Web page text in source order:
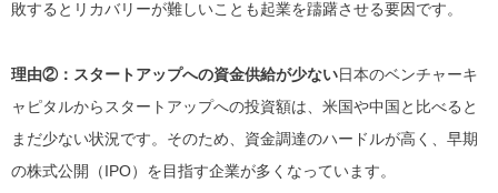
敗するとリカバリーが難しいことも起業を躊躇させる要因です。
理由②：スタートアップへの資金供給が少ない日本のベンチャーキ
ャピタルからスタートアップへの投資額は、米国や中国と比べると
まだ少ない状況です。そのため、資金調達のハードルが高く、早期
の株式公開（IPO）を目指す企業が多くなっています。